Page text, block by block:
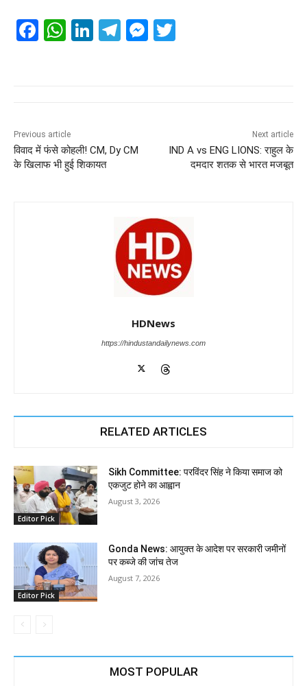
F
o
o
W
p
p
Li
n
T
m
M
Previous article
विवाद में फंसे कोहली! CM, Dy CM
के खिलाफ भी हुई शिकायत
Next article
IND A vs ENG LIONS: राहुल के
दमदार शतक से भारत मजबूत
HDNews
https://hindustandailynews.com
RELATED ARTICLES
Editor Pick
Sikh Committee: परविंदर सिंह ने किया समाज को
एकजुट होने का आह्वान
August 3, 2026
Editor Pick
Gonda News: आयुक्त के आदेश पर सरकारी जमीनों
पर कब्जे की जांच तेज
August 7, 2026
MOST POPULAR